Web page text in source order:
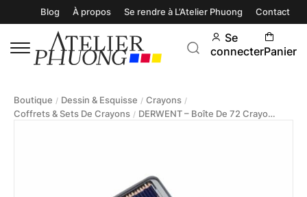
Blog À propos Se rendre à L’Atelier Phuong Contact
Se
connecterPanier
Boutique / Dessin & Esquisse / Crayons /
Coffrets & Sets De Crayons / DERWENT – Boîte De 72 Crayons À Encre Inktense